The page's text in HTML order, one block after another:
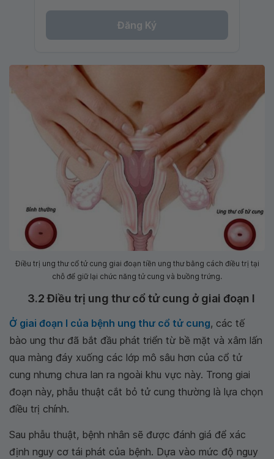
Đăng Ký
Điều trị ung thư cổ tử cung giai đoạn tiền ung thư bằng cách điều trị tại
chỗ để giữ lại chức năng tử cung và buồng trứng.
3.2 Điều trị ung thư cổ tử cung ở giai đoạn I
Ở giai đoạn I của bệnh ung thư cổ tử cung, các tế
bào ung thư đã bắt đầu phát triển từ bề mặt và xâm lấn
qua màng đáy xuống các lớp mô sâu hơn của cổ tử
cung nhưng chưa lan ra ngoài khu vực này. Trong giai
đoạn này, phẫu thuật cắt bỏ tử cung thường là lựa chọn
điều trị chính.
Sau phẫu thuật, bệnh nhân sẽ được đánh giá để xác
định nguy cơ tái phát của bệnh. Dựa vào mức độ nguy